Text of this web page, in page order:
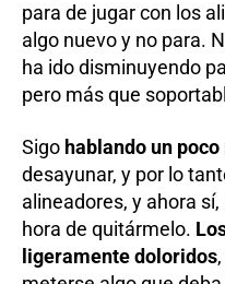
para de jugar con los
algo nuevo y no para.
ha ido disminuyendo
pero más que
Sigo hablando un
desayunar, y por lo
alineadores, y ahora
hora de quitármelo.
ligeramente doloridos